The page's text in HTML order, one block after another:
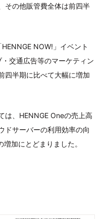
その他販管費全体は前四半
NOW!」イベント
交通広告等のマーケティン
四半期に比べて大幅に増加
は、HENNGE Oneの売上高
ドサーバーの利用効率の向
加にとどまりました。